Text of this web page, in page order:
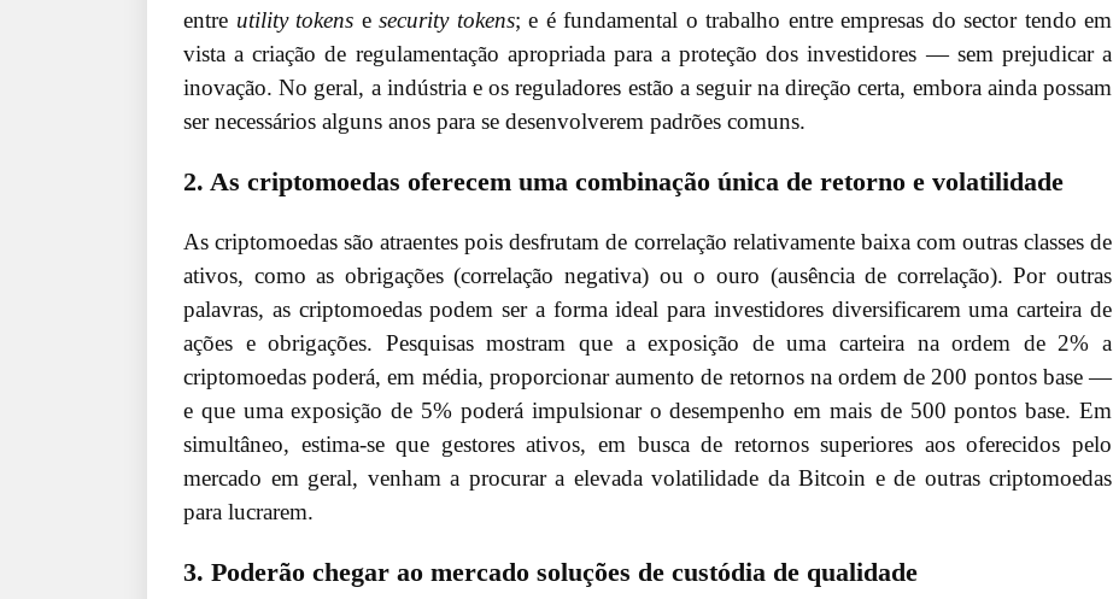
entre utility tokens e security tokens; e é fundamental o trabalho entre empresas do sector tendo em
vista a criação de regulamentação apropriada para a proteção dos investidores — sem prejudicar a
inovação. No geral, a indústria e os reguladores estão a seguir na direção certa, embora ainda possam
ser necessários alguns anos para se desenvolverem padrões comuns.
2. As criptomoedas oferecem uma combinação única de retorno e volatilidade
As criptomoedas são atraentes pois desfrutam de correlação relativamente baixa com outras classes de
ativos, como as obrigações (correlação negativa) ou o ouro (ausência de correlação). Por outras
palavras, as criptomoedas podem ser a forma ideal para investidores diversificarem uma carteira de
ações e obrigações. Pesquisas mostram que a exposição de uma carteira na ordem de 2% a
criptomoedas poderá, em média, proporcionar aumento de retornos na ordem de 200 pontos base —
e que uma exposição de 5% poderá impulsionar o desempenho em mais de 500 pontos base. Em
simultâneo, estima-se que gestores ativos, em busca de retornos superiores aos oferecidos pelo
mercado em geral, venham a procurar a elevada volatilidade da Bitcoin e de outras criptomoedas
para lucrarem.
3. Poderão chegar ao mercado soluções de custódia de qualidade